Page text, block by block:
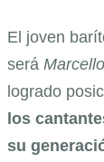
El joven
será
logrado
los
su